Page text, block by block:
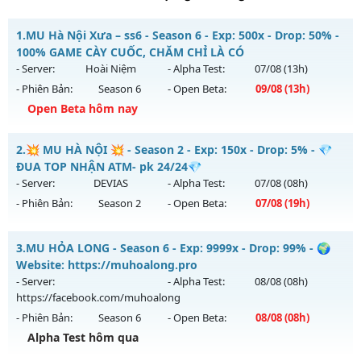
1.MU Hà Nội Xưa – ss6 - Season 6 - Exp: 500x - Drop: 50% -
100% GAME CÀY CUỐC, CHĂM CHỈ LÀ CÓ
- Server: Hoài Niệm - Alpha Test: 07/08(13h)
- Phiên Bản:
Season 6 - Open Beta: 09/08(13h)
Open Beta hôm nay
MU Hà Nội Xưa – ss6 - 100% GAME CÀY CUỐC, CHĂM CHỈ LÀ
CÓ
Mu mới ra tháng 08 2026 - Mở máy chủ
Hoài Niệmvào 13h
ngày 09/08/2626
Kiểu reset: Reset In Game
Thể loại: Mu Nguyên bản Webzen
Antihack: BDCAM
2.💥 MU HÀ NỘI 💥 - Season 2 - Exp: 150x - Drop: 5% - 💎
ĐUA TOP NHẬN ATM- pk 24/24💎
- Server: DEVIAS - Alpha Test: 07/08(08h)
- Phiên Bản:
Season 2 - Open Beta: 07/08(19h)
💥 MU HÀ NỘI 💥 - 💎 ĐUA TOP NHẬN ATM- pk 24/24💎
Mu mới ra tháng 08 2026 - Mở máy chủ
ngày 07/08/2626
Exp: 150x - Drop: 5%
Kiểu reset: Reset In Game
3.MU HỎA LONG - Season 6 - Exp: 9999x - Drop: 99% - 🌍
Website: https://muhoalong.pro
- Server:
https://facebook.com/muhoalong
- Alpha Test: 08/08(08h)
- Phiên Bản: Season 6 - Open Beta: 08/08(08h)
Alpha Test hôm qua